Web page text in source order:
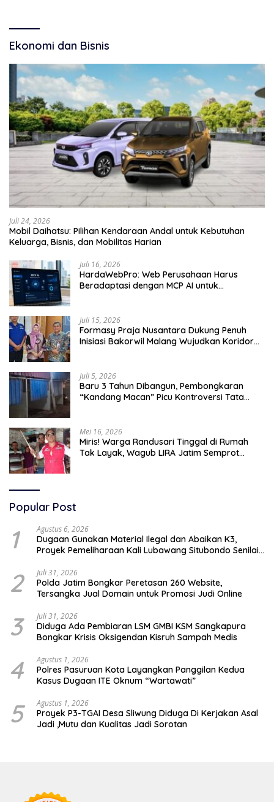
Ekonomi dan Bisnis
Juli 24, 2026
Mobil Daihatsu: Pilihan Kendaraan Andal untuk Kebutuhan
Keluarga, Bisnis, dan Mobilitas Harian
Juli 16, 2026
HardaWebPro: Web Perusahaan Harus
Beradaptasi dengan MCP AI untuk
Juli 15, 2026
Formasy Praja Nusantara Dukung Penuh
Inisiasi Bakorwil Malang Wujudkan Koridor
Juli 5, 2026
Baru 3 Tahun Dibangun, Pembongkaran
“Kandang Macan” Picu Kontroversi Tata
Mei 16, 2026
Miris! Warga Randusari Tinggal di Rumah
Tak Layak, Wagub LIRA Jatim Semprot
Popular Post
1 Agustus 6, 2026
Dugaan Gunakan Material Ilegal dan Abaikan K3,
Proyek Pemeliharaan Kali Lubawang Situbondo Senilai
2 Juli 31, 2026
Polda Jatim Bongkar Peretasan 260 Website,
Tersangka Jual Domain untuk Promosi Judi Online
3 Juli 31, 2026
Diduga Ada Pembiaran LSM GMBI KSM Sangkapura
Bongkar Krisis Oksigendan Kisruh Sampah Medis
4 Agustus 1, 2026
Polres Pasuruan Kota Layangkan Panggilan Kedua
Kasus Dugaan ITE Oknum “Wartawati”
5 Agustus 1, 2026
Proyek P3-TGAI Desa Sliwung Diduga Di Kerjakan Asal
Jadi ,Mutu dan Kualitas Jadi Sorotan